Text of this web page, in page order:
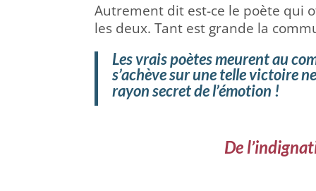
Autrement dit est-ce le poète qui
les deux. Tant est grande la
Les vrais poètes meurent au
s’achève sur une telle victoire
rayon secret de l’émotion !
De